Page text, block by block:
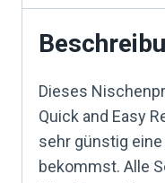
Dieses
Quick and Easy
sehr günstig
bekommst. Alle